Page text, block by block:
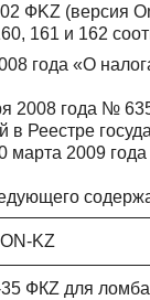
ФKZ (версия
161 и 162
года «О
2008 года №
Реестре
марта 2009
KZ
ФКZ для